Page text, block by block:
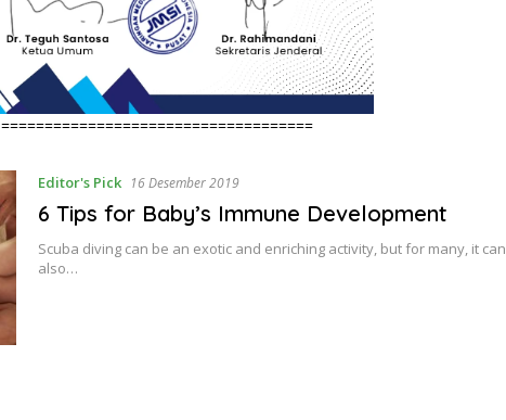
====================================
Editor's Pick 16 Desember 2019
6 Tips for Baby’s Immune Development
Scuba diving can be an exotic and enriching activity, but for many, it can
also…